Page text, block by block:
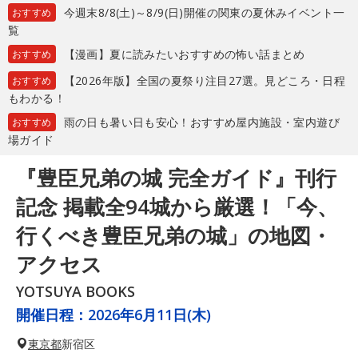
おすすめ
今週末8/8(土)～8/9(日)開催の関東の夏休みイベント一
覧
おすすめ 【漫画】夏に読みたいおすすめの怖い話まとめ
おすすめ
【2026年版】全国の夏祭り注目27選。見どころ・日程
もわかる！
おすすめ
雨の日も暑い日も安心！おすすめ屋内施設・室内遊び
場ガイド
『豊臣兄弟の城 完全ガイド』刊行
記念 掲載全94城から厳選！「今、
行くべき豊臣兄弟の城」の地図・
アクセス
YOTSUYA BOOKS
開催日程： 2026年6月11日(木)
東京都新宿区